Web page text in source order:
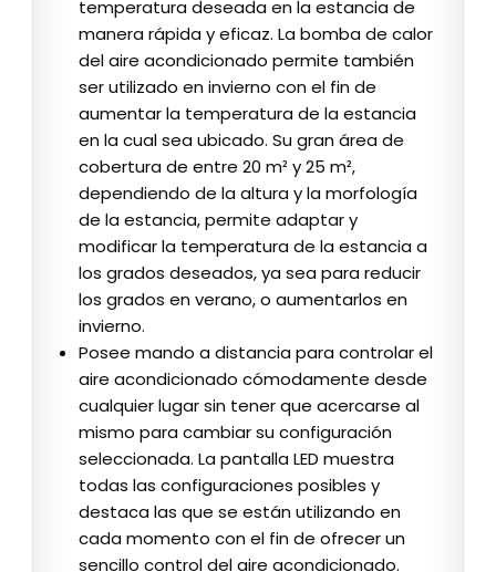
temperatura deseada en la estancia de
manera rápida y eficaz. La bomba de calor
del aire acondicionado permite también
ser utilizado en invierno con el fin de
aumentar la temperatura de la estancia
en la cual sea ubicado. Su gran área de
cobertura de entre 20 m² y 25 m²,
dependiendo de la altura y la morfología
de la estancia, permite adaptar y
modificar la temperatura de la estancia a
los grados deseados, ya sea para reducir
los grados en verano, o aumentarlos en
invierno.
Posee mando a distancia para controlar el
aire acondicionado cómodamente desde
cualquier lugar sin tener que acercarse al
mismo para cambiar su configuración
seleccionada. La pantalla LED muestra
todas las configuraciones posibles y
destaca las que se están utilizando en
cada momento con el fin de ofrecer un
sencillo control del aire acondicionado.